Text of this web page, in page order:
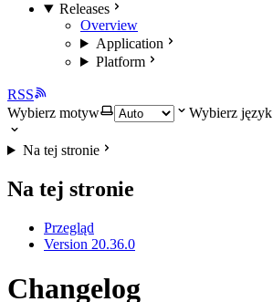
Releases
Overview
Application
Platform
RSS
Wybierz motyw
Wybierz język
Na tej stronie
Na tej stronie
Przegląd
Version 20.36.0
Changelog